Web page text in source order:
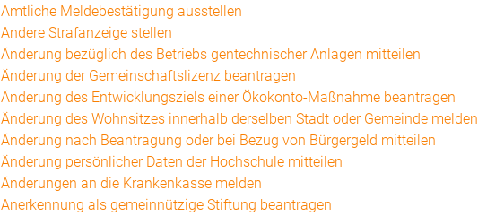
Amtliche Meldebestätigung ausstellen
Andere Strafanzeige stellen
Änderung bezüglich des Betriebs gentechnischer Anlagen mitteilen
Änderung der Gemeinschaftslizenz beantragen
Änderung des Entwicklungsziels einer Ökokonto-Maßnahme beantragen
Änderung des Wohnsitzes innerhalb derselben Stadt oder Gemeinde melden
Änderung nach Beantragung oder bei Bezug von Bürgergeld mitteilen
Änderung persönlicher Daten der Hochschule mitteilen
Änderungen an die Krankenkasse melden
Anerkennung als gemeinnützige Stiftung beantragen